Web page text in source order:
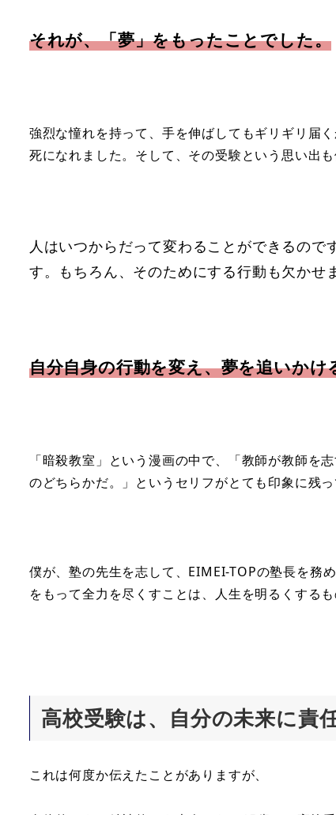
それが、「夢」をもったことでした。
強烈な憧れを持って、手を伸ばしてもギリギリ届
死になれました。そして、その受験という思い出
人はいつからだって変わることができるの
す。もちろん、そのためにする行動も欠かせ
自分自身の行動を変え、夢を追いか
「暗殺教室」という漫画の中で、「教師が教師を
のどちらかだ。」というセリフがとても印象に残っ
僕が、塾の先生を志して、EIMEI-TOPの塾長を務
をもって全力を尽くすことは、人生を明るくする
高校受験は、自分の未来に責
これは何度か伝えたことがありますが、